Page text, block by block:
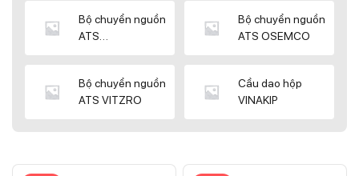
Bộ chuyển nguồn
ATS
Bộ chuyển nguồn
ATS OSEMCO
Bộ chuyển nguồn
ATS VITZRO
Cầu dao hộp
VINAKIP